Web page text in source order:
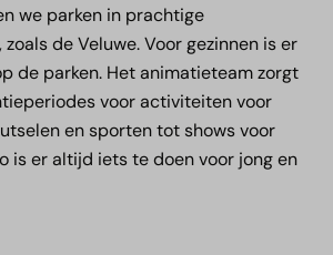
we parken in prachtige
de Veluwe. Voor gezinnen is er
de parken. Het animatieteam zorgt
voor activiteiten voor
en sporten tot shows voor
is er altijd iets te doen voor jong en